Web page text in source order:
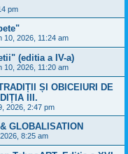
pm
10, 2026, 11:24 am
(editia a IV-a)
10, 2026, 11:20 am
ȘI OBICEIURI DE
III.
2026, 2:47 pm
GLOBALISATION
8:25 am